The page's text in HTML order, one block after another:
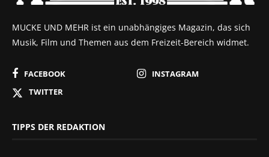
MUCKE UND MEHR ist ein unabhängiges Magazin, das sich
Musik, Film und Themen aus dem Freizeit-Bereich widmet.
FACEBOOK
INSTAGRAM
TWITTER
TIPPS DER REDAKTION